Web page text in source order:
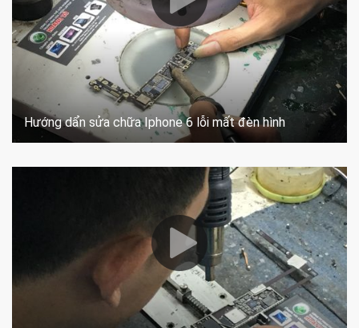
Hướng dẩn sửa chữa Iphone 6 lỗi mất đèn hình